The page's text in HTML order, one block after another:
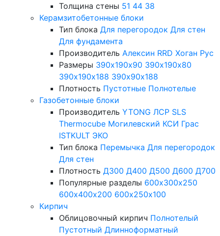
Толщина стены 51 44 38
Керамзитобетонные блоки
Тип блока Для перегородок Для стен
Для фундамента
Производитель Алексин RRD Хоган Рус
Размеры 390х190х90 390х190х80
390х190х188 390х90х188
Плотность Пустотные Полнотелые
Газобетонные блоки
Производитель YTONG ЛСР SLS
Thermocube Могилевский КСИ Грас
ISTKULT ЭКО
Тип блока Перемычка Для перегородок
Для стен
Плотность Д300 Д400 Д500 Д600 Д700
Популярные разделы 600х300х250
600х400х200 600х250х100
Кирпич
Облицовочный кирпич Полнотелый
Пустотный Длинноформатный